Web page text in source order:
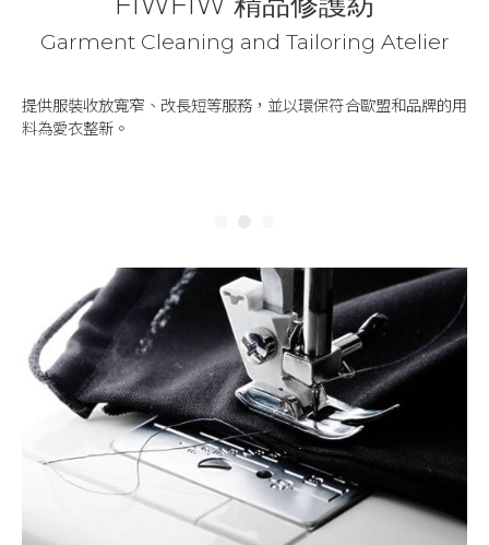
Garment Cleaning and Tailoring Atelier
提供服裝收放寬窄、改長短等服務，並以環保符合歐盟和品牌的用
料為愛衣整新。